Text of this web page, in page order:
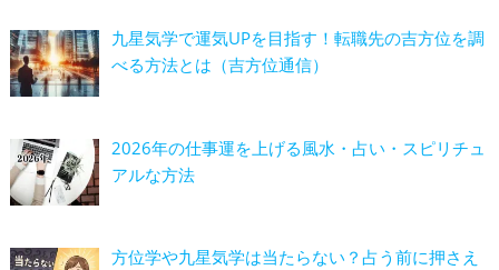
九星気学で運気UPを目指す！転職先の吉方位を調
べる方法とは（吉方位通信）
2026年の仕事運を上げる風水・占い・スピリチュ
アルな方法
方位学や九星気学は当たらない？占う前に押さえ